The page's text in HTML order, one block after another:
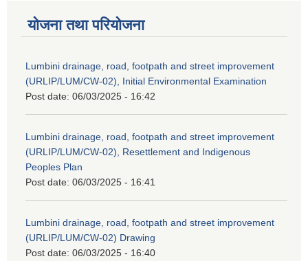
योजना तथा परियोजना
Lumbini drainage, road, footpath and street improvement
(URLIP/LUM/CW-02), Initial Environmental Examination
Post date: 06/03/2025 - 16:42
Lumbini drainage, road, footpath and street improvement
(URLIP/LUM/CW-02), Resettlement and Indigenous
Peoples Plan
Post date: 06/03/2025 - 16:41
Lumbini drainage, road, footpath and street improvement
(URLIP/LUM/CW-02) Drawing
Post date: 06/03/2025 - 16:40